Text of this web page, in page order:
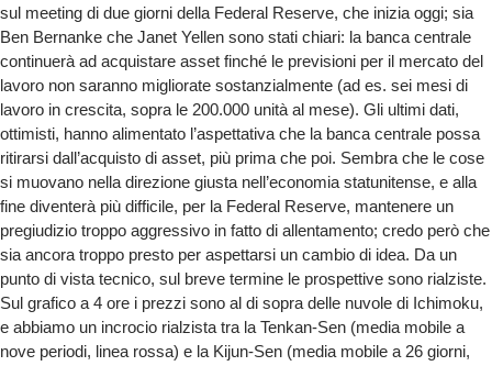
sul meeting di due giorni della Federal Reserve, che inizia oggi; sia
Ben Bernanke che Janet Yellen sono stati chiari: la banca centrale
continuerà ad acquistare asset finché le previsioni per il mercato del
lavoro non saranno migliorate sostanzialmente (ad es. sei mesi di
lavoro in crescita, sopra le 200.000 unità al mese). Gli ultimi dati,
ottimisti, hanno alimentato l’aspettativa che la banca centrale possa
ritirarsi dall’acquisto di asset, più prima che poi. Sembra che le cose
si muovano nella direzione giusta nell’economia statunitense, e alla
fine diventerà più difficile, per la Federal Reserve, mantenere un
pregiudizio troppo aggressivo in fatto di allentamento; credo però che
sia ancora troppo presto per aspettarsi un cambio di idea. Da un
punto di vista tecnico, sul breve termine le prospettive sono rialziste.
Sul grafico a 4 ore i prezzi sono al di sopra delle nuvole di Ichimoku,
e abbiamo un incrocio rialzista tra la Tenkan-Sen (media mobile a
nove periodi, linea rossa) e la Kijun-Sen (media mobile a 26 giorni,